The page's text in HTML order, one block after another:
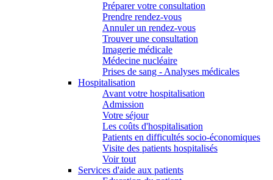
Préparer votre consultation
Prendre rendez-vous
Annuler un rendez-vous
Trouver une consultation
Imagerie médicale
Médecine nucléaire
Prises de sang - Analyses médicales
Hospitalisation
Avant votre hospitalisation
Admission
Votre séjour
Les coûts d'hospitalisation
Patients en difficultés socio-économiques
Visite des patients hospitalisés
Voir tout
Services d'aide aux patients